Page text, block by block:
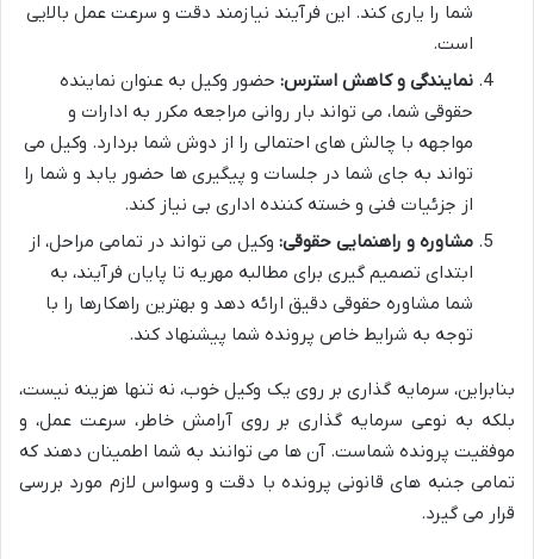
شما را یاری کند. این فرآیند نیازمند دقت و سرعت عمل بالایی
است.
نمایندگی و کاهش استرس: حضور وکیل به عنوان نماینده
حقوقی شما، می تواند بار روانی مراجعه مکرر به ادارات و
مواجهه با چالش های احتمالی را از دوش شما بردارد. وکیل می
تواند به جای شما در جلسات و پیگیری ها حضور یابد و شما را
از جزئیات فنی و خسته کننده اداری بی نیاز کند.
مشاوره و راهنمایی حقوقی: وکیل می تواند در تمامی مراحل، از
ابتدای تصمیم گیری برای مطالبه مهریه تا پایان فرآیند، به
شما مشاوره حقوقی دقیق ارائه دهد و بهترین راهکارها را با
توجه به شرایط خاص پرونده شما پیشنهاد کند.
بنابراین، سرمایه گذاری بر روی یک وکیل خوب، نه تنها هزینه نیست،
بلکه به نوعی سرمایه گذاری بر روی آرامش خاطر، سرعت عمل، و
موفقیت پرونده شماست. آن ها می توانند به شما اطمینان دهند که
تمامی جنبه های قانونی پرونده با دقت و وسواس لازم مورد بررسی
قرار می گیرد.